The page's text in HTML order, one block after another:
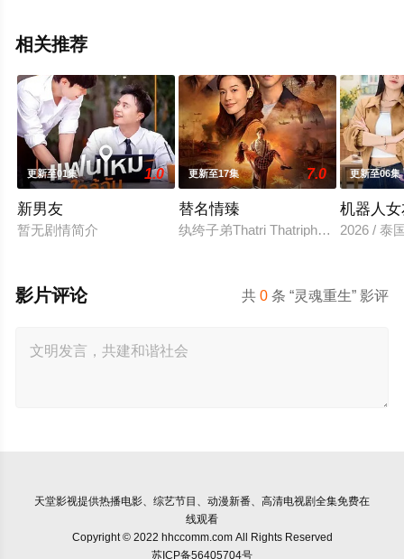
相关推荐
更新至01集 1.0
新男友
暂无剧情简介
更新至17集 7.0
替名情臻
纨绔子弟Thatri Thatriphan因挥霍无
更新至06集
机器人
2026 / 泰
共0 条 “灵魂重生” 影评
影片评论
天堂影视提供热播电影、综艺节目、动漫新番、高清电视剧全集免费在
线观看
Copyright © 2022 hhccomm.com All Rights Reserved
苏ICP备56405704号